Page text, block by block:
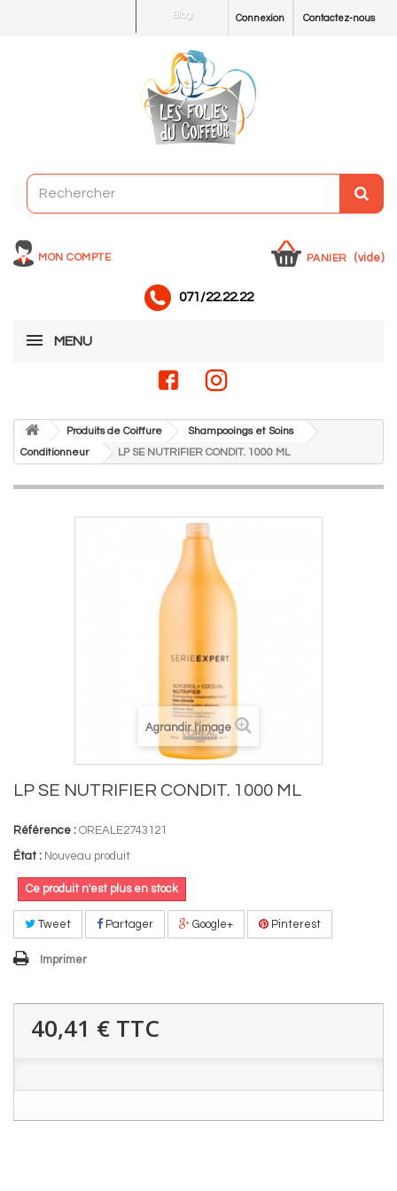
Contactez-nous
Connexion
Blog
MON COMPTE PANIER (vide)
071/22.22.22
MENU
Produits de Coiffure
Shampooings et Soins
Conditionneur
LP SE NUTRIFIER CONDIT. 1000 ML
Agrandir l'image
LP SE NUTRIFIER CONDIT. 1000 ML
Référence : OREALE2743121
État : Nouveau produit
Ce produit n'est plus en stock
Tweet Partager Google+ Pinterest
Imprimer
40,41 € TTC